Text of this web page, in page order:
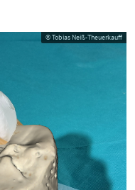
© Tobias Neiß-Theuerkauff